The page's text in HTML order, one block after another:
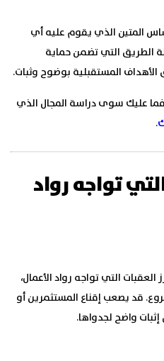
المتين الذي يقوم عليه أي
الطريق التي تضمن حماية
المستقبلية بوضوح وثبات.
فما عليك سوى دراسة المجال الذي
.
تواجه رواد
التي تواجه رواد الأعمال،
قد يصعب إقناع المستثمرين أو
واضح لجدواها.